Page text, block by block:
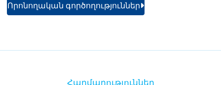
Որոնողական գործողություններ
Հարմարություններ